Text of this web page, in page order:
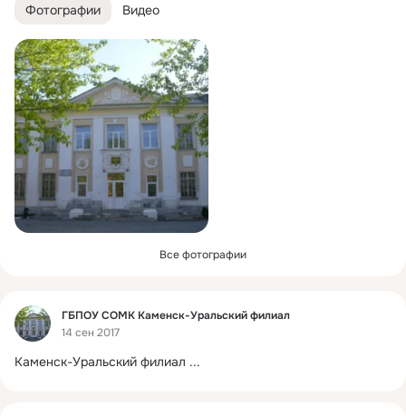
Фотографии Видео
Все фотографии
Фид
ГБПОУ СОМК Каменск-Уральский филиал
14 сен 2017
Каменск-Уральский филиал ...